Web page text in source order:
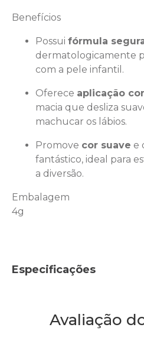
Benefícios
Possui fórmula
dermatologicamente
com a pele infantil.
Oferece aplicação
macia que desliza
machucar os lábios.
Promove cor suave e
fantástico, ideal para
a diversão.
Embalagem
4g
Especificações
Avaliação